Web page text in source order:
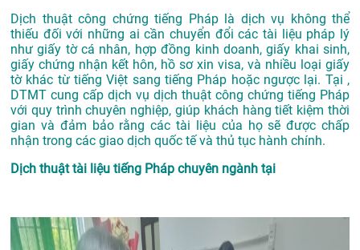
Dịch thuật công chứng tiếng Pháp là dịch vụ không thể
thiếu đối với những ai cần chuyển đổi các tài liệu pháp lý
như giấy tờ cá nhân, hợp đồng kinh doanh, giấy khai sinh,
giấy chứng nhận kết hôn, hồ sơ xin visa, và nhiều loại giấy
tờ khác từ tiếng Việt sang tiếng Pháp hoặc ngược lại. Tại ,
DTMT cung cấp dịch vụ dịch thuật công chứng tiếng Pháp
với quy trình chuyên nghiệp, giúp khách hàng tiết kiệm thời
gian và đảm bảo rằng các tài liệu của họ sẽ được chấp
nhận trong các giao dịch quốc tế và thủ tục hành chính.
Dịch thuật tài liệu tiếng Pháp chuyên ngành tại